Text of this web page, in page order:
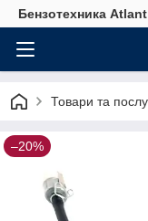
Бензотехника Atlant
Товари та
–20%